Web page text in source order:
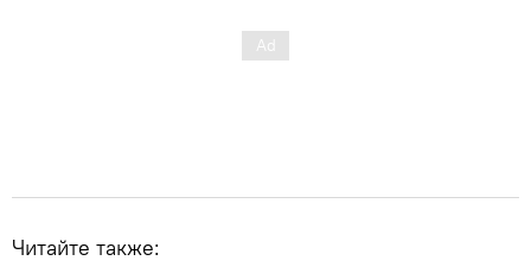
Читайте также: